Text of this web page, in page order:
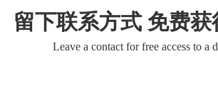
留下联系方式 免费
Leave a contact for free access to a